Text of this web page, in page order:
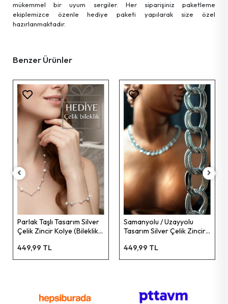
mükemmel bir uyum sergiler. Her siparişiniz paketleme
ekiplemizce özenle hediye paketi yapılarak size özel
hazırlanmaktadır.
Benzer Ürünler
Parlak Taşlı Tasarım Silver
Çelik Zincir Kolye (Bileklik
449,99 TL
Samanyolu / Uzayyolu
Tasarım Silver Çelik Zincir
449,99 TL